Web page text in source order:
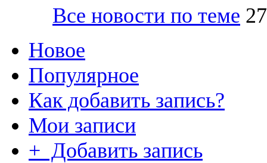
Все новости по теме
Новое
Популярное
Как добавить запись?
Мои записи
+ Добавить запись